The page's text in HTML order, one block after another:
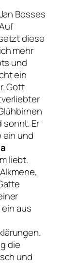
Bosses
diese
mehr
und
ein
Gott
sonnt. Er
ein und
liebt.
aus
die
und